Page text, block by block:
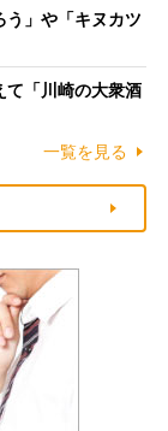
う」や「キヌカツ
て「川崎の大衆酒
一覧を見る